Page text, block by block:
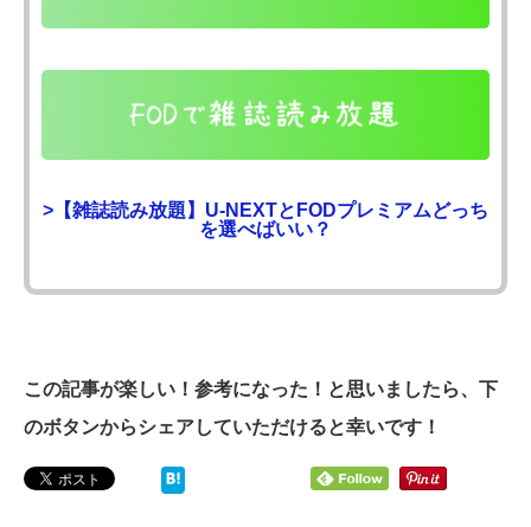
>【雑誌読み放題】U-NEXTとFODプレミアムどっち
を選べばいい？
この記事が楽しい！参考になった！と思いましたら、下
のボタンからシェアしていただけると幸いです！